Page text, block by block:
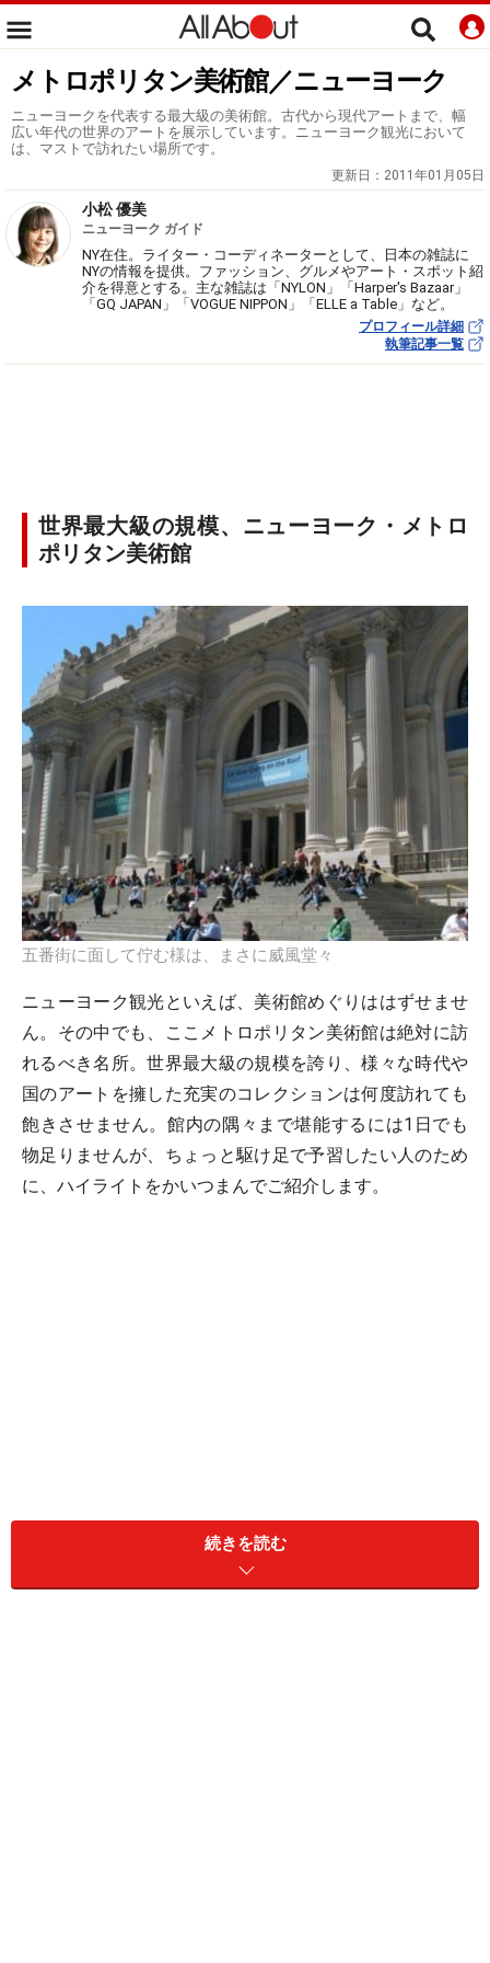
メトロポリタン美術館／ニューヨーク
ニューヨークを代表する最大級の美術館。古代から現代アートまで、幅
広い年代の世界のアートを展示しています。ニューヨーク観光において
は、マストで訪れたい場所です。
更新日： 2011年01月05日
小松 優美
ニューヨーク ガイド
NY在住。ライター・コーディネーターとして、日本の雑誌に
NYの情報を提供。ファッション、グルメやアート・スポット紹
介を得意とする。主な雑誌は「NYLON」「Harper's Bazaar」
「GQ JAPAN」「VOGUE NIPPON」「ELLE a Table」など。
プロフィール詳細
執筆記事一覧
世界最大級の規模、ニューヨーク・メトロ
ポリタン美術館
五番街に面して佇む様は、まさに威風堂々
ニューヨーク観光といえば、美術館めぐりははずせませ
ん。その中でも、ここメトロポリタン美術館は絶対に訪
れるべき名所。世界最大級の規模を誇り、様々な時代や
国のアートを擁した充実のコレクションは何度訪れても
飽きさせません。館内の隅々まで堪能するには1日でも
物足りませんが、ちょっと駆け足で予習したい人のため
に、ハイライトをかいつまんでご紹介します。
続きを読む